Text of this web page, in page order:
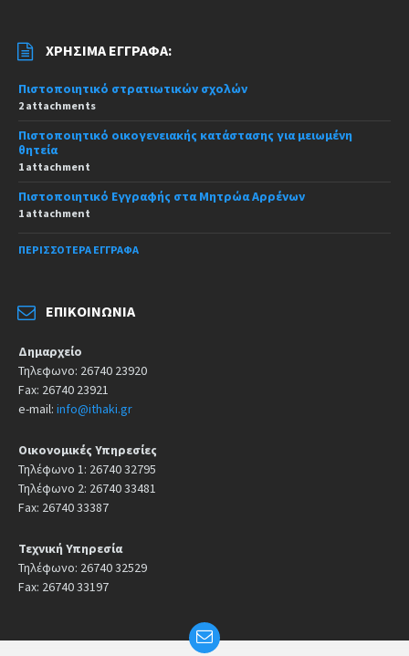
ΧΡΉΣΙΜΑ ΈΓΓΡΑΦΑ:
Πιστοποιητικό στρατιωτικών σχολών
2 attachments
Πιστοποιητικό οικογενειακής κατάστασης για μειωμένη
θητεία
1 attachment
Πιστοποιητικό Εγγραφής στα Μητρώα Αρρένων
1 attachment
ΠΕΡΙΣΣΌΤΕΡΑ ΈΓΓΡΑΦΑ
ΕΠΙΚΟΙΝΩΝΊΑ
Δημαρχείο
Τηλεφωνο: 26740 23920
Fax: 26740 23921
e-mail: info@ithaki.gr
Οικονομικές Υπηρεσίες
Τηλέφωνο 1: 26740 32795
Τηλέφωνο 2: 26740 33481
Fax: 26740 33387
Τεχνική Υπηρεσία
Τηλέφωνο: 26740 32529
Fax: 26740 33197